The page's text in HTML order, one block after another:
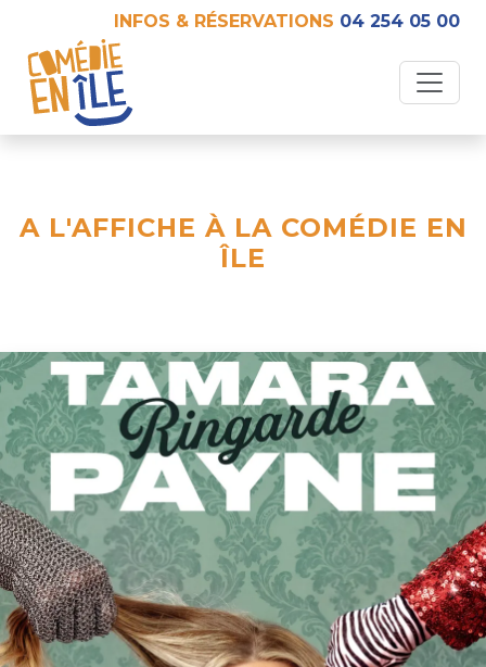
INFOS & RÉSERVATIONS 04 254 05 00
A L'AFFICHE À LA COMÉDIE EN
ÎLE